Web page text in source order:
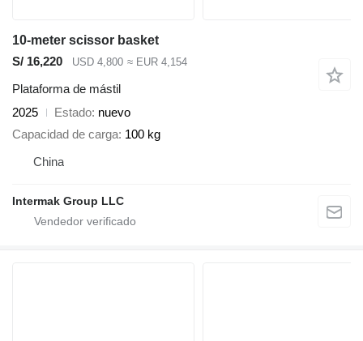
10-meter scissor basket
S/ 16,220
USD 4,800 ≈ EUR 4,154
Plataforma de mástil
2025
Estado nuevo
Capacidad de carga 100 kg
China
Intermak Group LLC